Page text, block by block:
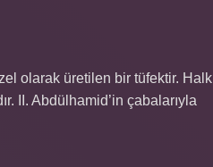
olarak üretilen bir tüfektir. Halk
II. Abdülhamid’in çabalarıyla